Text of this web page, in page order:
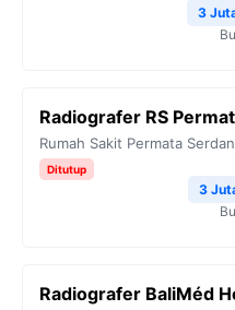
3
Radiografer RS
Rumah Sakit Permata
Ditutup
3
Radiografer BaliMéd